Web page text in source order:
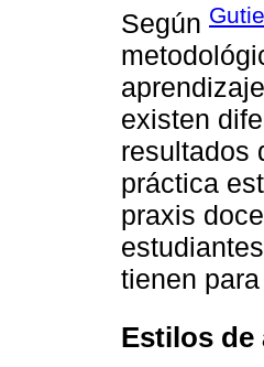
Según
existen
resultados
práctica
praxis
tienen
Estilos de